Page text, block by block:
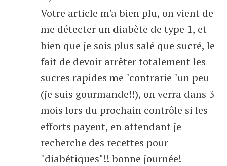
Votre article m'a bien plu, on vient de
me détecter un diabète de type 1, et
bien que je sois plus salé que sucré, le
fait de devoir arrêter totalement les
sucres rapides me "contrarie "un peu
(je suis gourmande!!), on verra dans 3
mois lors du prochain contrôle si les
efforts payent, en attendant je
recherche des recettes pour
"diabétiques"!! bonne journée!